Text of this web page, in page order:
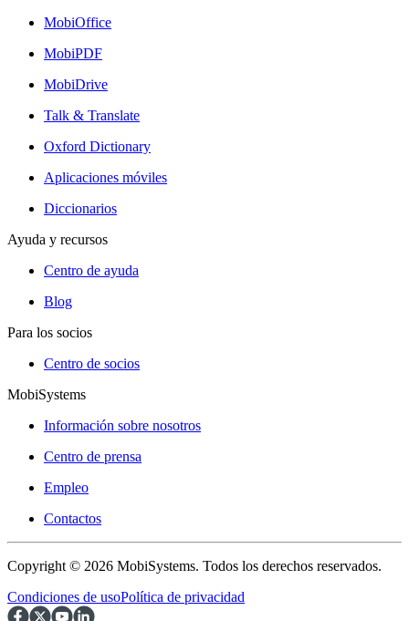
MobiOffice
MobiPDF
MobiDrive
Talk & Translate
Oxford Dictionary
Aplicaciones móviles
Diccionarios
Ayuda y recursos
Centro de ayuda
Blog
Para los socios
Centro de socios
MobiSystems
Información sobre nosotros
Centro de prensa
Empleo
Contactos
Copyright © 2026 MobiSystems. Todos los derechos reservados.
Condiciones de usoPolítica de privacidad